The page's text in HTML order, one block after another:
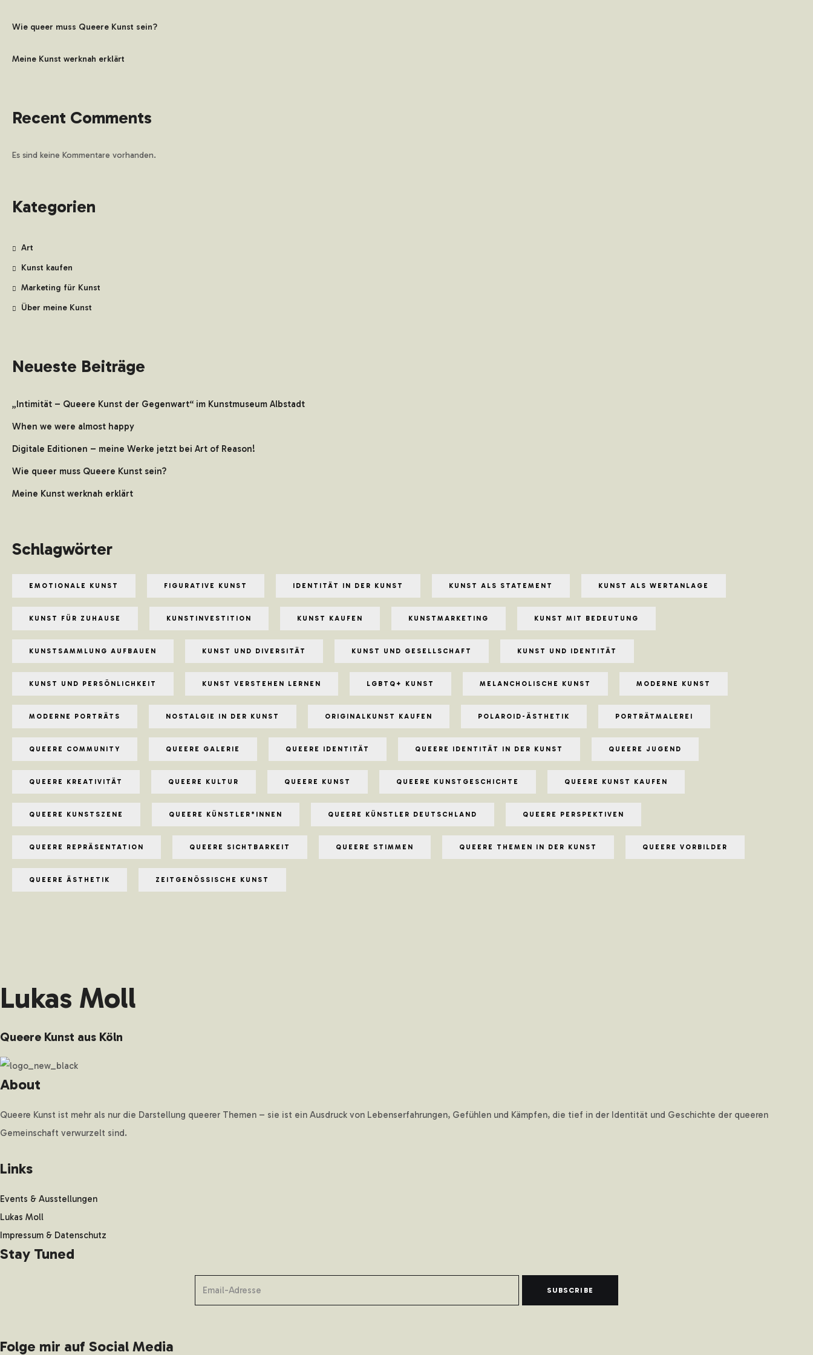
Wie queer muss Queere Kunst sein?
Meine Kunst werknah erklärt
Recent Comments
Es sind keine Kommentare vorhanden.
Kategorien
Art
Kunst kaufen
Marketing für Kunst
Über meine Kunst
Neueste Beiträge
„Intimität – Queere Kunst der Gegenwart“ im Kunstmuseum Albstadt
When we were almost happy
Digitale Editionen – meine Werke jetzt bei Art of Reason!
Wie queer muss Queere Kunst sein?
Meine Kunst werknah erklärt
Schlagwörter
EMOTIONALE KUNST FIGURATIVE KUNST IDENTITÄT IN DER KUNST KUNST ALS STATEMENT KUNST ALS WERTANLAGE
KUNST FÜR ZUHAUSE KUNSTINVESTITION KUNST KAUFEN KUNSTMARKETING KUNST MIT BEDEUTUNG
KUNSTSAMMLUNG AUFBAUEN KUNST UND DIVERSITÄT KUNST UND GESELLSCHAFT KUNST UND IDENTITÄT
KUNST UND PERSÖNLICHKEIT KUNST VERSTEHEN LERNEN LGBTQ+ KUNST MELANCHOLISCHE KUNST MODERNE KUNST
MODERNE PORTRÄTS NOSTALGIE IN DER KUNST ORIGINALKUNST KAUFEN POLAROID-ÄSTHETIK PORTRÄTMALEREI
QUEERE COMMUNITY QUEERE GALERIE QUEERE IDENTITÄT QUEERE IDENTITÄT IN DER KUNST QUEERE JUGEND
QUEERE KREATIVITÄT QUEERE KULTUR QUEERE KUNST QUEERE KUNSTGESCHICHTE QUEERE KUNST KAUFEN
QUEERE KUNSTSZENE QUEERE KÜNSTLER*INNEN QUEERE KÜNSTLER DEUTSCHLAND QUEERE PERSPEKTIVEN
QUEERE REPRÄSENTATION QUEERE SICHTBARKEIT QUEERE STIMMEN QUEERE THEMEN IN DER KUNST QUEERE VORBILDER
QUEERE ÄSTHETIK ZEITGENÖSSISCHE KUNST
Lukas Moll
Queere Kunst aus Köln
About
Queere Kunst ist mehr als nur die Darstellung queerer Themen – sie ist ein Ausdruck von Lebenserfahrungen, Gefühlen und Kämpfen, die tief in der Identität und Geschichte der queeren
Gemeinschaft verwurzelt sind.
Links
Events & Ausstellungen
Lukas Moll
Impressum & Datenschutz
Stay Tuned
SUBSCRIBE
Folge mir auf Social Media